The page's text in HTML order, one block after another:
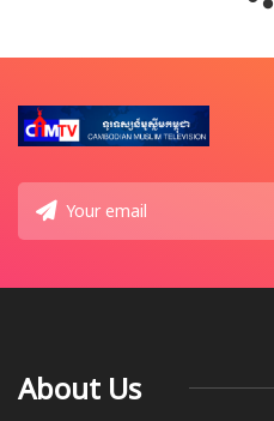
About Us